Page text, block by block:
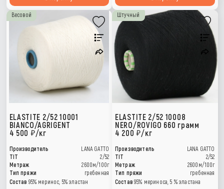
Весовой
ELASTITE 2/52 10001
BIANCO/AGRIGENT
4 500
/кг
Производитель
LANA GATTO
TIT
2/52
Метраж
2600м/100г
Тип пряжи
гребенная
Состав 95% меринос, 5% эластан
Штучный
ELASTITE 2/52 10008
NERO/ROVIGO 660 грамм
4 200 /кг
Производитель
LANA GATTO
TIT
2/52
Метраж
2600м/100г
Тип пряжи
гребенная
Состав 95% мериноса, 5 % эластана